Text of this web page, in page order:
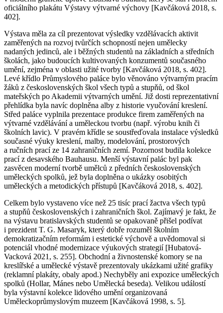
oficiálního plakátu Výstavy výtvarné výchovy [Kavčáková 2018, s.
402].
Výstava měla za cíl prezentovat výsledky vzdělávacích aktivit
zaměřených na rozvoj tvůrčích schopností nejen umělecky
nadaných jedinců, ale i běžných studentů na základních a středních
školách, jako budoucích kultivovaných konzumentů současného
umění, zejména v oblasti užité tvorby [Kavčáková 2018, s. 402].
Levé křídlo Průmyslového paláce bylo věnováno výtvarným pracím
žáků z československých škol všech typů a stupňů, od škol
mateřských po Akademii výtvarných umění. Již dosti reprezentativní
přehlídka byla navíc doplněna alby z historie vyučování kreslení.
Střed paláce vyplnila prezentace produkce firem zaměřených na
výtvarné vzdělávání a uměleckou tvorbu (např. výrobu knih či
školních lavic). V pravém křídle se soustřeďovala instalace výsledků
současné výuky kreslení, malby, modelování, prostorových
a ručních prací ze 14 zahraničních zemí. Pozornost budila kolekce
prací z desavského Bauhausu. Menší výstavní palác byl pak
zasvěcen moderní tvorbě umělců z předních československých
uměleckých spolků, jež byla doplněna o ukázky osobitých
uměleckých a metodických přístupů [Kavčáková 2018, s. 402].
Celkem bylo vystaveno více než 25 tisíc prací žactva všech typů
a stupňů československých i zahraničních škol. Zajímavý je fakt, že
na výstavu bratislavských studentů se opakovaně přišel podívat
i prezident T. G. Masaryk, který dobře rozuměl školním
demokratizačním reformám i estetické výchově a uvědomoval si
potenciál vhodné modernizace výukových strategií [Hubatová-
Vacková 2021, s. 255]. Obchodní a živnostenské komory se na
kreslířské a umělecké výstavě prezentovaly ukázkami užité grafiky
(reklamní plakáty, obaly apod.) Nechyběly ani expozice uměleckých
spolků (Hollar, Mánes nebo Umělecká beseda). Velikou událostí
byla výstavní kolekce lidového umění organizovaná
Uměleckoprůmyslovým muzeem [Kavčáková 1998, s. 5].